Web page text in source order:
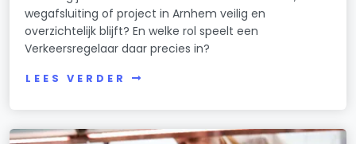
wegafsluiting of project in Arnhem veilig en
overzichtelijk blijft? En welke rol speelt een
Verkeersregelaar daar precies in?
LEES VERDER